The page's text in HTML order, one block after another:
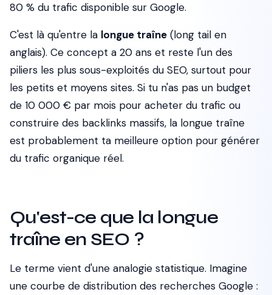
80 % du trafic disponible sur Google.
C'est là qu'entre la longue traîne (long tail en
anglais). Ce concept a 20 ans et reste l'un des
piliers les plus sous-exploités du SEO, surtout pour
les petits et moyens sites. Si tu n'as pas un budget
de 10 000 € par mois pour acheter du trafic ou
construire des backlinks massifs, la longue traîne
est probablement ta meilleure option pour générer
du trafic organique réel.
Qu'est-ce que la longue
traîne en SEO ?
Le terme vient d'une analogie statistique. Imagine
une courbe de distribution des recherches Google :